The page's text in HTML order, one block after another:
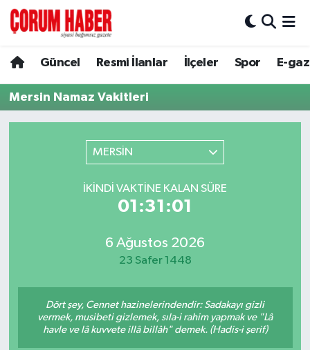
Güncel Resmi İlanlar İlçeler Spor E-
Mersin Namaz Vakitleri
MERSİN
İKINDI VAKTINE KALAN SÜRE
01:31:01
6 Ağustos 2026
23 Safer 1448
Dört şey, Cennet hazinelerindendir: Sadakayı gizli
vermek, musibeti gizlemek, sıla-i rahim yapmak ve "Lâ
havle ve lâ kuvvete illâ billâh" demek. (Hadis-i şerif)
Spor
Resmi İlanlar
İskilip
Kargı
Hava Durumu
Çorum Namaz Vakitleri
Trafik Durumu
Süper Lig Puan Durumu ve Fikstür
Son Dakika Haberleri
Haber Arşivi